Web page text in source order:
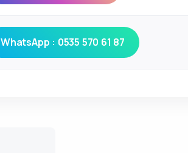
WhatsApp : 0535 570 61 87